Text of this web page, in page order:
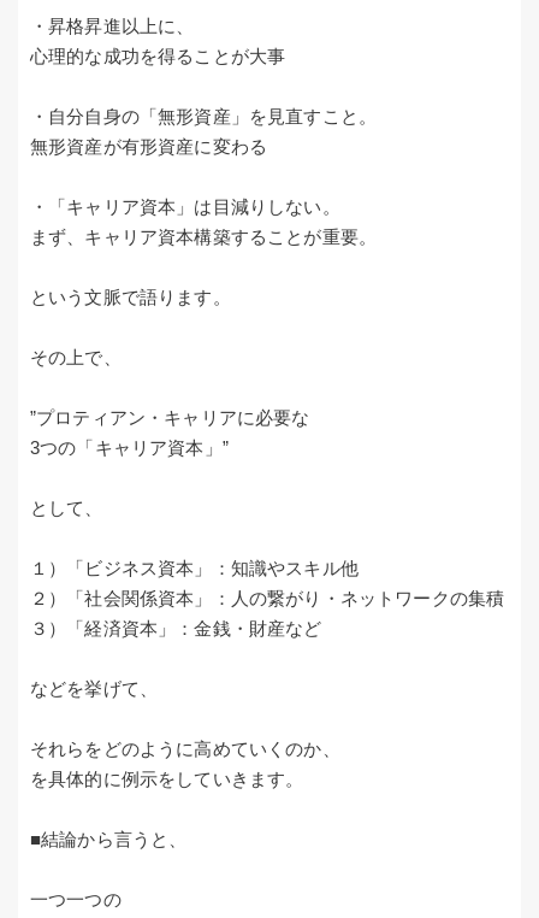
・昇格昇進以上に、
心理的な成功を得ることが大事
・自分自身の「無形資産」を見直すこと。
無形資産が有形資産に変わる
・「キャリア資本」は目減りしない。
まず、キャリア資本構築することが重要。
という文脈で語ります。
その上で、
”プロティアン・キャリアに必要な
3つの「キャリア資本」”
として、
１）「ビジネス資本」：知識やスキル他
２）「社会関係資本」：人の繋がり・ネットワークの集積
３）「経済資本」：金銭・財産など
などを挙げて、
それらをどのように高めていくのか、
を具体的に例示をしていきます。
■結論から言うと、
一つ一つの